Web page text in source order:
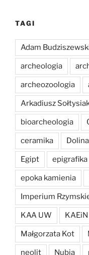
TAGI
Adam
archeologia
archeozoologia
Arkadiusz
bioarcheologia
ceramika
Egipt epigrafika
epoka kamienia
Imperium
KAA UW KAEiN
Małgorzata Kot
neolit Nubia